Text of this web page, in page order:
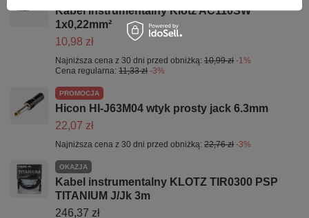
Kabel instrumentalny Klotz AC110SW
1x0,22mm²
10,98 zł
Najniższa cena z 30 dni przed obniżką: 10,99 zł -1%
Cena regularna: 11,33 zł -3%
PROMOCJA
Hicon HI-J63M04 wtyk prosty jack 6.3mm
22,07 zł
Najniższa cena z 30 dni przed obniżką: 22,76 zł -3%
OKAZJA
Kabel instrumentalny KLOTZ TIR0300 PSP
TITANIUM J/Jk 3m
246,37 zł